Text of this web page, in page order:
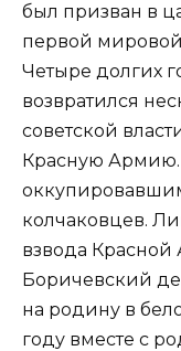
был призван в
первой
Четыре долгих
возвратился
советской
Красную
колчаковцев.
взвода
Боричевский
на родину в
году вместе с